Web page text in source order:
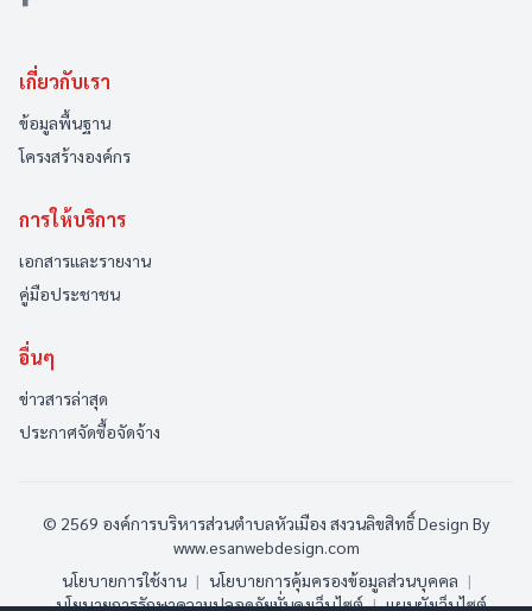
เกี่ยวกับเรา
ข้อมูลพื้นฐาน
โครงสร้างองค์กร
การให้บริการ
เอกสารและรายงาน
คู่มือประชาชน
อื่นๆ
ข่าวสารล่าสุด
ประกาศจัดซื้อจัดจ้าง
© 2569 องค์การบริหารส่วนตำบลหัวเมือง สงวนลิขสิทธิ์Design By
www.esanwebdesign.com
นโยบายการใช้งาน | นโยบายการคุ้มครองข้อมูลส่วนบุคคล |
นโยบายการรักษาความปลอดภัยมั่นคงเว็บไซต์ | แผนผังเว็บไซต์